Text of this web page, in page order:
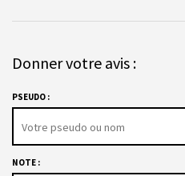
Donner votre avis :
PSEUDO :
NOTE :